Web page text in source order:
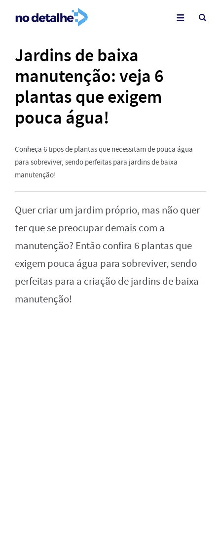
Jardins de baixa
manutenção: veja 6
plantas que exigem
pouca água!
Conheça 6 tipos de plantas que necessitam de pouca água
para sobreviver, sendo perfeitas para jardins de baixa
manutenção!
Quer criar um jardim próprio, mas não quer
ter que se preocupar demais com a
manutenção? Então confira 6 plantas que
exigem pouca água para sobreviver, sendo
perfeitas para a criação de jardins de baixa
manutenção!